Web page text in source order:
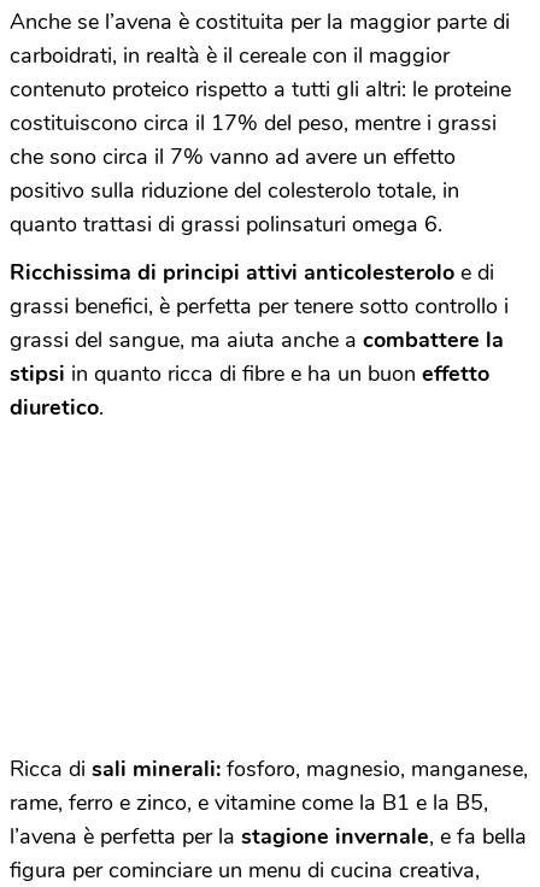
Anche se l’avena è costituita per la maggior parte di
carboidrati, in realtà è il cereale con il maggior
contenuto proteico rispetto a tutti gli altri: le proteine
costituiscono circa il 17% del peso, mentre i grassi
che sono circa il 7% vanno ad avere un effetto
positivo sulla riduzione del colesterolo totale, in
quanto trattasi di grassi polinsaturi omega 6.
Ricchissima di principi attivi anticolesterolo e di
grassi benefici, è perfetta per tenere sotto controllo i
grassi del sangue, ma aiuta anche a combattere la
stipsi in quanto ricca di fibre e ha un buon effetto
diuretico.
Ricca di sali minerali: fosforo, magnesio, manganese,
rame, ferro e zinco, e vitamine come la B1 e la B5,
l’avena è perfetta per la stagione invernale, e fa bella
figura per cominciare un menu di cucina creativa,